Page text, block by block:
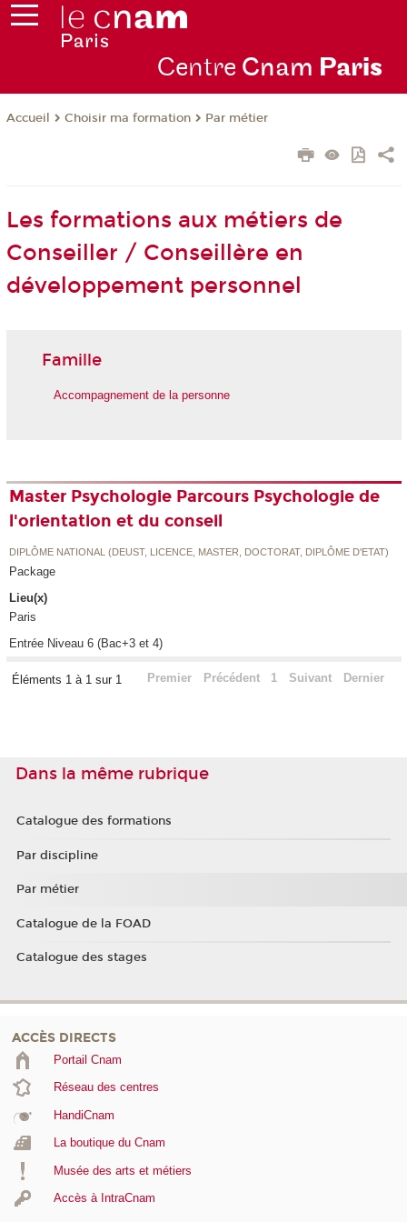
Centre Cnam Paris
Accueil Choisir ma formation Par métier
Les formations aux métiers de
Conseiller / Conseillère en
développement personnel
Famille
Accompagnement de la personne
Master Psychologie Parcours Psychologie de
l'orientation et du conseil
DIPLÔME NATIONAL (DEUST, LICENCE, MASTER, DOCTORAT, DIPLÔME D'ETAT)
Package
Lieu(x)
Paris
Entrée Niveau 6 (Bac+3 et 4)
Éléments 1 à 1 sur 1 Premier Précédent 1 Suivant Dernier
Dans la même rubrique
Catalogue des formations
Par discipline
Par métier
Catalogue de la FOAD
Catalogue des stages
ACCÈS DIRECTS
Portail Cnam
Réseau des centres
HandiCnam
La boutique du Cnam
Musée des arts et métiers
Accès à IntraCnam